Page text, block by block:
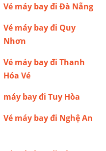
Vé máy bay đi Đà Nẵng
Vé máy bay đi Quy
Nhơn
Vé máy bay đi Thanh
Hóa Vé
máy bay đi Tuy Hòa
Vé máy bay đi Nghệ An